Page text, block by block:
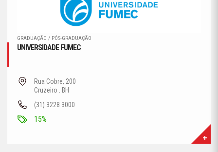
GRADUAÇÃO / PÓS-GRADUAÇÃO
UNIVERSIDADE FUMEC
Rua Cobre, 200
Cruzeiro . BH
(31) 3228 3000
15%